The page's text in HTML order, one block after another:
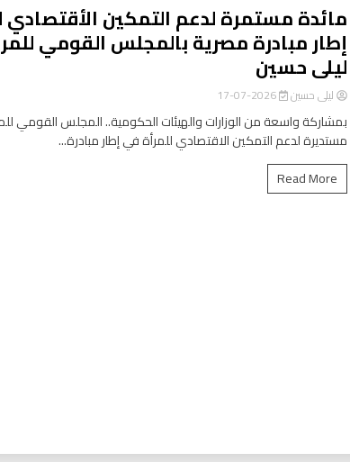
مائدة مستمرة لدعم التمكين الأقتصادي
إطار مبادرة مصرية بالمجلس القومي
ليلى حسين
ليلى حسين 2026-07-17
بمشاركة واسعة من الوزارات والهيئات الحكومية.. المجلس القومي
مستديرة لدعم التمكين الاقتصادي للمرأة في إطار مبادرة...
Read More